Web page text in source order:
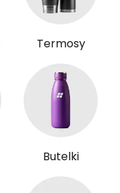
Termosy
Butelki